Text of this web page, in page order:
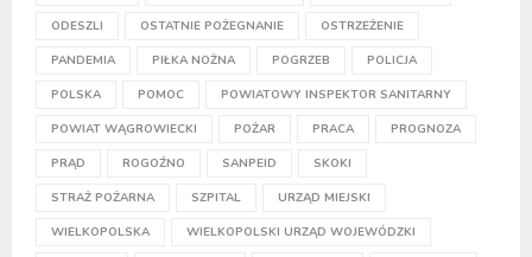
ODESZLI OSTATNIE POŻEGNANIE OSTRZEŻENIE
PANDEMIA PIŁKA NOŻNA POGRZEB POLICJA
POLSKA POMOC POWIATOWY INSPEKTOR SANITARNY
POWIAT WĄGROWIECKI POŻAR PRACA PROGNOZA
PRĄD ROGOŹNO SANPEID SKOKI
STRAŻ POŻARNA SZPITAL URZĄD MIEJSKI
WIELKOPOLSKA WIELKOPOLSKI URZĄD WOJEWÓDZKI